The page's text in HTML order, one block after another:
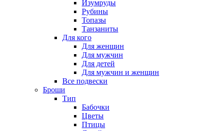
Изумруды
Рубины
Топазы
Танзаниты
Для кого
Для женщин
Для мужчин
Для детей
Для мужчин и женщин
Все подвески
Броши
Тип
Бабочки
Цветы
Птицы